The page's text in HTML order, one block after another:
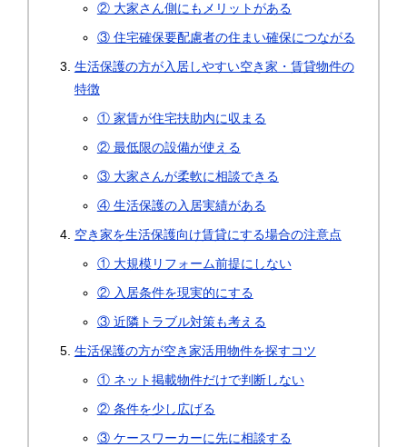
② 大家さん側にもメリットがある
③ 住宅確保要配慮者の住まい確保につながる
生活保護の方が入居しやすい空き家・賃貸物件の
特徴
① 家賃が住宅扶助内に収まる
② 最低限の設備が使える
③ 大家さんが柔軟に相談できる
④ 生活保護の入居実績がある
空き家を生活保護向け賃貸にする場合の注意点
① 大規模リフォーム前提にしない
② 入居条件を現実的にする
③ 近隣トラブル対策も考える
生活保護の方が空き家活用物件を探すコツ
① ネット掲載物件だけで判断しない
② 条件を少し広げる
③ ケースワーカーに先に相談する